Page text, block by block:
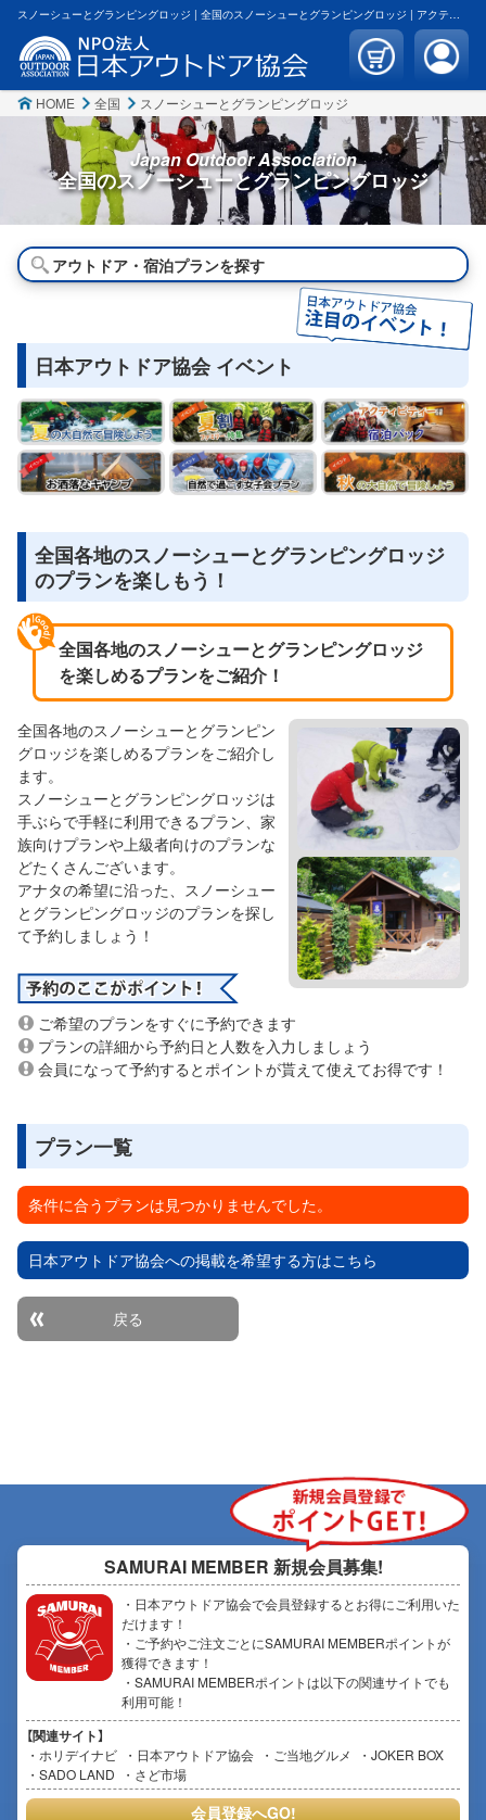
スノーシューとグランピングロッジ | 全国のスノーシューとグランピングロッジ | アクティビティー アウトドア体験 観光 宿泊 | 日本アウトドア協会
HOME 全国 スノーシューとグランピングロッジ
Japan Outdoor Association
全国のスノーシューとグランピングロッジ
アウトドア・宿泊プランを探す
日本アウトドア協会 イベント
全国各地のスノーシューとグランピングロッジ
のプランを楽しもう！
全国各地のスノーシューとグランピングロッジ
を楽しめるプランをご紹介！
全国各地のスノーシューとグランピン
グロッジを楽しめるプランをご紹介し
ます。
スノーシューとグランピングロッジは
手ぶらで手軽に利用できるプラン、家
族向けプランや上級者向けのプランな
どたくさんございます。
アナタの希望に沿った、スノーシュー
とグランピングロッジのプランを探し
て予約しましょう！
ご希望のプランをすぐに予約できます
プランの詳細から予約日と人数を入力しましょう
会員になって予約するとポイントが貰えて使えてお得です！
プラン一覧
条件に合うプランは見つかりませんでした。
日本アウトドア協会への掲載を希望する方はこちら
戻る
SAMURAI MEMBER 新規会員募集!
・日本アウトドア協会で会員登録するとお得にご利用いた
だけます！
・ご予約やご注文ごとにSAMURAI MEMBERポイントが
獲得できます！
・SAMURAI MEMBERポイントは以下の関連サイトでも
利用可能！
【関連サイト】
ホリデイナビ 日本アウトドア協会 ご当地グルメ
JOKER BOX
SADO LAND
さど市場
会員登録へGO!